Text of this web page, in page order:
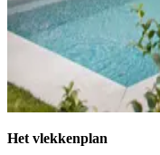
Het vlekkenplan